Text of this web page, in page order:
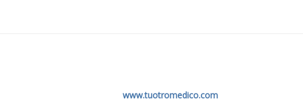
www.tuotromedico.com